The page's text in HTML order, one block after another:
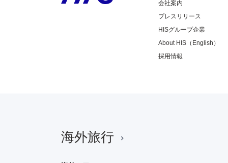
会社案内
プレスリリース
HISグループ企業
About HIS（English）
採用情報
海外旅行